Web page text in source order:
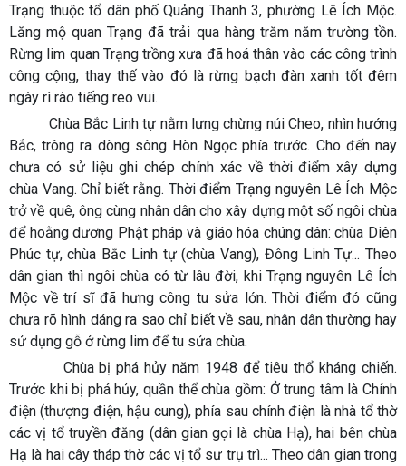
Trạng thuộc tổ dân phố Quảng Thanh 3, phường Lê Ích Mộc.
Lăng mộ quan Trạng đã trải qua hàng trăm năm trường tồn.
Rừng lim quan Trạng trồng xưa đã hoá thân vào các công trình
công cộng, thay thế vào đó là rừng bạch đàn xanh tốt đêm
ngày rì rào tiếng reo vui.
Chùa Bắc Linh tự nằm lưng chừng núi Cheo, nhìn hướng
Bắc, trông ra dòng sông Hòn Ngọc phía trước. Cho đến nay
chưa có sử liệu ghi chép chính xác về thời điểm xây dựng
chùa Vang. Chỉ biết rằng. Thời điểm Trạng nguyên Lê Ích Mộc
trở về quê, ông cùng nhân dân cho xây dựng một số ngôi chùa
để hoằng dương Phật pháp và giáo hóa chúng dân: chùa Diên
Phúc tự, chùa Bắc Linh tự (chùa Vang), Đông Linh Tự... Theo
dân gian thì ngôi chùa có từ lâu đời, khi Trạng nguyên Lê Ích
Mộc về trí sĩ đã hưng công tu sửa lớn. Thời điểm đó cũng
chưa rõ hình dáng ra sao chỉ biết về sau, nhân dân thường hay
sử dụng gỗ ở rừng lim để tu sửa chùa.
Chùa bị phá hủy năm 1948 để tiêu thổ kháng chiến.
Trước khi bị phá hủy, quần thể chùa gồm: Ở trung tâm là Chính
điện (thượng điện, hậu cung), phía sau chính điện là nhà tổ thờ
các vị tổ truyền đăng (dân gian gọi là chùa Hạ), hai bên chùa
Hạ là hai cây tháp thờ các vị tổ sư trụ trì... Theo dân gian trong